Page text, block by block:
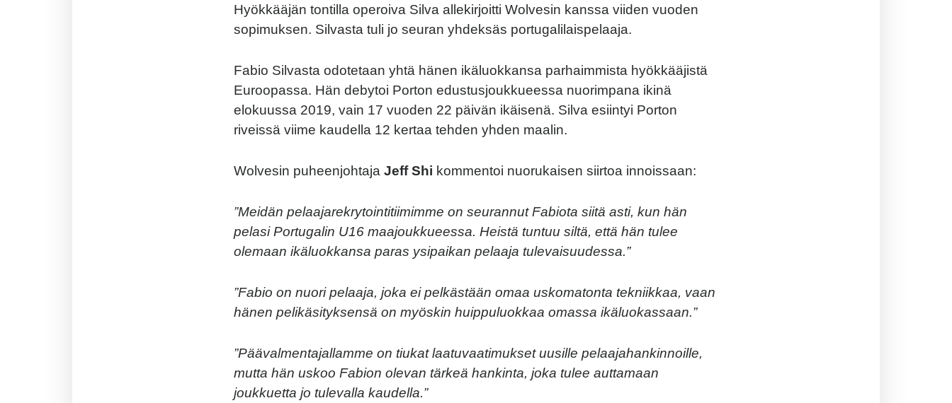
Hyökkääjän tontilla operoiva Silva allekirjoitti Wolvesin kanssa viiden vuoden
sopimuksen. Silvasta tuli jo seuran yhdeksäs portugalilaispelaaja.
Fabio Silvasta odotetaan yhtä hänen ikäluokkansa parhaimmista hyökkääjistä
Euroopassa. Hän debytoi Porton edustusjoukkueessa nuorimpana ikinä
elokuussa 2019, vain 17 vuoden 22 päivän ikäisenä. Silva esiintyi Porton
riveissä viime kaudella 12 kertaa tehden yhden maalin.
Wolvesin puheenjohtaja Jeff Shi kommentoi nuorukaisen siirtoa innoissaan:
”Meidän pelaajarekrytointitiimimme on seurannut Fabiota siitä asti, kun hän
pelasi Portugalin U16 maajoukkueessa. Heistä tuntuu siltä, että hän tulee
olemaan ikäluokkansa paras ysipaikan pelaaja tulevaisuudessa.”
”Fabio on nuori pelaaja, joka ei pelkästään omaa uskomatonta tekniikkaa, vaan
hänen pelikäsityksensä on myöskin huippuluokkaa omassa ikäluokassaan.”
”Päävalmentajallamme on tiukat laatuvaatimukset uusille pelaajahankinnoille,
mutta hän uskoo Fabion olevan tärkeä hankinta, joka tulee auttamaan
joukkuetta jo tulevalla kaudella.”